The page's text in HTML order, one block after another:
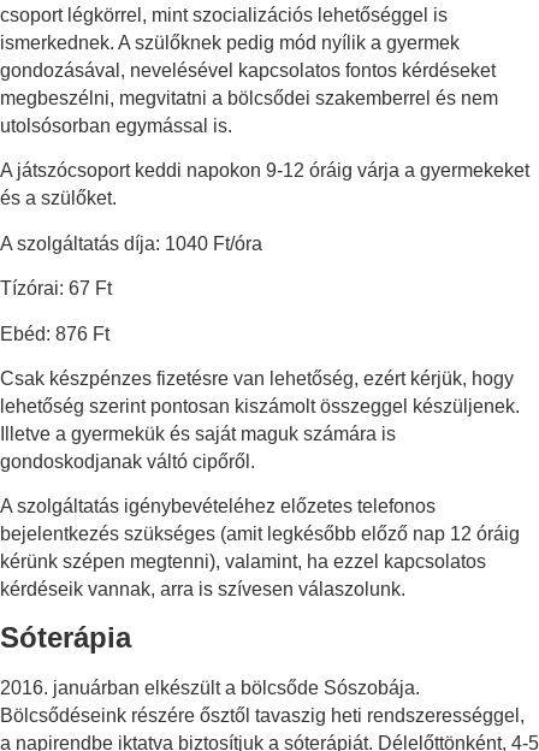
a családok. A játszócsoport háziasszonya szakképzett
kisgyermeknevelő, aki készséggel áll a szülők és a
gyermekek rendelkezésére. Ezeken a délelőttökön a
gyermekek és szüleik olyan játékformákkal ismerkedhetnek
meg itt, amelyek új ötleteket adhatnak számukra. A
változatosabbá válik így a délelőttjük, hanem a csoporttal,
mint szocializációs közeggel is ismerkednek. A szülőknek
pedig mód nyílik a gyermek gondozásával, nevelésével
bölcsődei szakemberrel és nem utolsósorban egymással is.
A pikleri pedagógia értékeire épülő
nevelési-gondozási szemlélet
bölcsődénkben
A pikleri pedagógia a gyermeket tiszteletben tartja, hagyja a
felnőttet, hogy megismerni kívánja a gyermeket. Ez a
megismerési folyamat a megfigyelésen és gondozáson
keresztül valósul meg. Megfigyeljük, mire is van szüksége a
gyermeknek, mik az igényei, mi jó neki. Gondozás közben a
kisgyermeknevelő kapcsolódni tud a gyermekhez és
figyelmét csak rá fordítja, ezáltal a gyermek érzi saját maga
fontosságát és egyediségét. Eközben kellő támogatást és
megerősítést kap, mely által az önmagáról alkotott képe is
fejlődik, önbizalma erősödik. A kisgyermeknevelő
csoport légkörrel, mint szocializációs lehetőséggel is
ismerkednek. A szülőknek pedig mód nyílik a gyermek
gondozásával, nevelésével kapcsolatos fontos kérdéseket
megbeszélni, megvitatni a bölcsődei szakemberrel és nem
utolsósorban egymással is.
A játszócsoport keddi napokon 9-12 óráig várja a gyermekeket
és a szülőket.
A szolgáltatás díja: 1040 Ft/óra
Tízórai: 67 Ft
Ebéd: 876 Ft
Csak készpénzes fizetésre van lehetőség, ezért kérjük, hogy
lehetőség szerint pontosan kiszámolt összeggel készüljenek.
Illetve a gyermekük és saját maguk számára is
gondoskodjanak váltó cipőről.
A szolgáltatás igénybevételéhez előzetes telefonos
bejelentkezés szükséges (amit legkésőbb előző nap 12 óráig
kérünk szépen megtenni), valamint, ha ezzel kapcsolatos
kérdéseik vannak, arra is szívesen válaszolunk.
Sóterápia
2016. januárban elkészült a bölcsőde Sószobája.
Bölcsődéseink részére ősztől tavaszig heti rendszerességgel,
a napirendbe iktatva biztosítjuk a sóterápiát. Délelőttönként, 4-5